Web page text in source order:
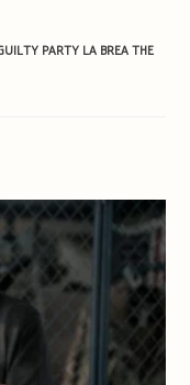
PARTY LA BREATHE